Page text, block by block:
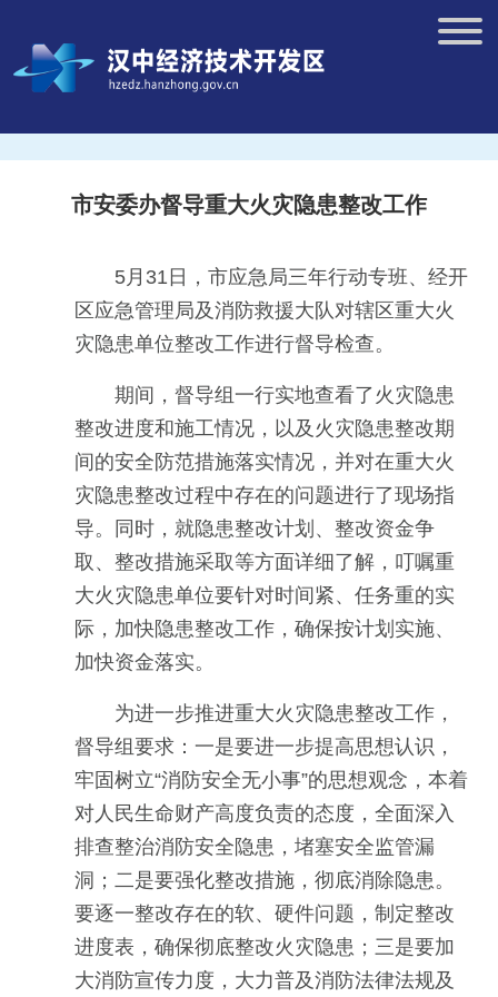
市安委办督导重大火灾隐患整改工作
5月31日，市应急局三年行动专班、经开
区应急管理局及消防救援大队对辖区重大火
灾隐患单位整改工作进行督导检查。
期间，督导组一行实地查看了火灾隐患
整改进度和施工情况，以及火灾隐患整改期
间的安全防范措施落实情况，并对在重大火
灾隐患整改过程中存在的问题进行了现场指
导。同时，就隐患整改计划、整改资金争
取、整改措施采取等方面详细了解，叮嘱重
大火灾隐患单位要针对时间紧、任务重的实
际，加快隐患整改工作，确保按计划实施、
加快资金落实。
为进一步推进重大火灾隐患整改工作，
督导组要求：一是要进一步提高思想认识，
牢固树立“消防安全无小事”的思想观念，本着
对人民生命财产高度负责的态度，全面深入
排查整治消防安全隐患，堵塞安全监管漏
洞；二是要强化整改措施，彻底消除隐患。
要逐一整改存在的软、硬件问题，制定整改
进度表，确保彻底整改火灾隐患；三是要加
大消防宣传力度，大力普及消防法律法规及